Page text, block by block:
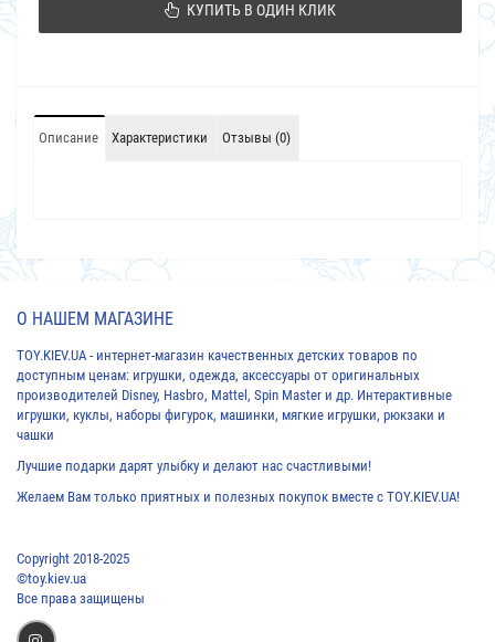
КУПИТЬ В ОДИН КЛИК
Описание Характеристики Отзывы (0)
О НАШЕМ МАГАЗИНЕ
TOY.KIEV.UA - интернет-магазин качественных детских товаров по
доступным ценам: игрушки, одежда, аксессуары от оригинальных
производителей Disney, Hasbro, Mattel, Spin Master и др. Интерактивные
игрушки, куклы, наборы фигурок, машинки, мягкие игрушки, рюкзаки и
чашки
Лучшие подарки дарят улыбку и делают нас счастливыми!
Желаем Вам только приятных и полезных покупок вместе с TOY.KIEV.UA!
Copyright 2018-2025
©toy.kiev.ua
Все права защищены